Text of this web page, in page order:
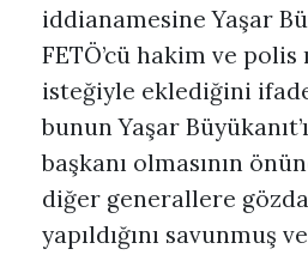
iddianamesine Yaşar
FETÖ’cü hakim ve
isteğiyle eklediğini
bunun Yaşar
başkanı olmasının
diğer generallere
yapıldığını savunmuş